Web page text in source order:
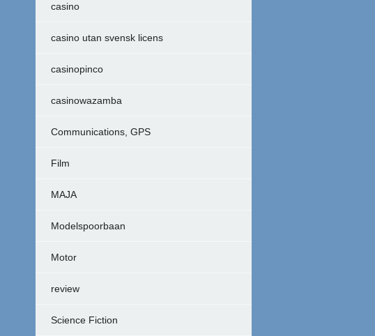
casino
casino utan svensk licens
casinopinco
casinowazamba
Communications, GPS
Film
MAJA
Modelspoorbaan
Motor
review
Science Fiction